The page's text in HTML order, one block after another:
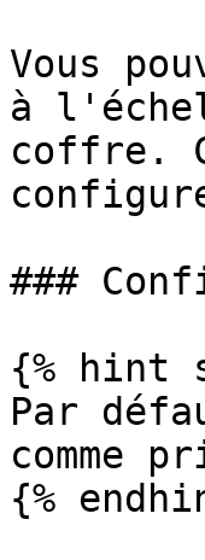
Vous
à
coffre.
###
{% hint
Par
comme
{%